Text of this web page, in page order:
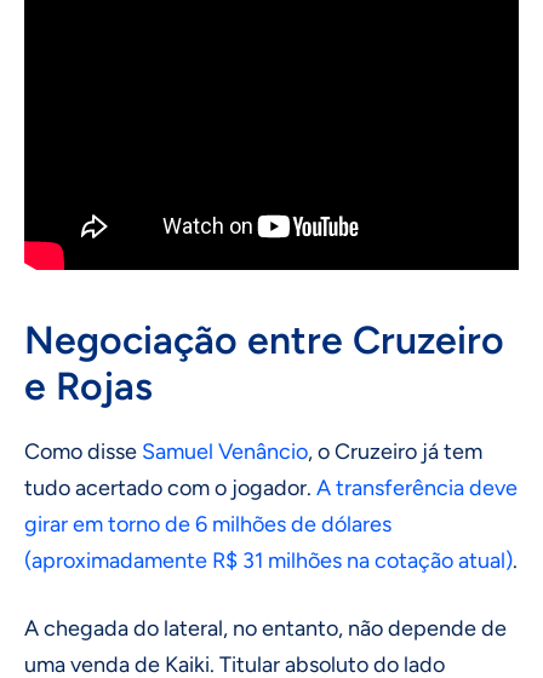
Negociação entre Cruzeiro
e Rojas
Como disse Samuel Venâncio, o Cruzeiro já tem
tudo acertado com o jogador. A transferência deve
girar em torno de 6 milhões de dólares
(aproximadamente R$ 31 milhões na cotação atual).
A chegada do lateral, no entanto, não depende de
uma venda de Kaiki. Titular absoluto do lado